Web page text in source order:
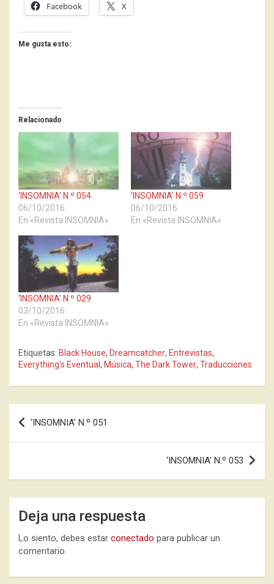
Facebook X
Me gusta esto:
Relacionado
‘INSOMNIA’ N.º 054
06/10/2016
En «Revista INSOMNIA»
‘INSOMNIA’ N.º 059
06/10/2016
En «Revista INSOMNIA»
‘INSOMNIA’ N.º 029
03/10/2016
En «Revista INSOMNIA»
Etiquetas: Black House, Dreamcatcher, Entrevistas,
Everything's Eventual, Música, The Dark Tower, Traducciones
Navegación
de
‘INSOMNIA’ N.º 051
‘INSOMNIA’ N.º 053
Deja una respuesta
Lo siento, debes estar conectado para publicar un
comentario.